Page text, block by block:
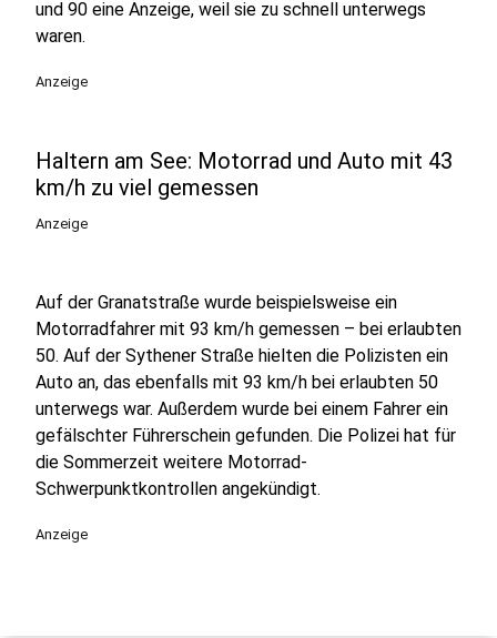
und 90 eine Anzeige, weil sie zu schnell unterwegs
waren.
Anzeige
Haltern am See: Motorrad und Auto mit 43
km/h zu viel gemessen
Anzeige
Auf der Granatstraße wurde beispielsweise ein
Motorradfahrer mit 93 km/h gemessen – bei erlaubten
50. Auf der Sythener Straße hielten die Polizisten ein
Auto an, das ebenfalls mit 93 km/h bei erlaubten 50
unterwegs war. Außerdem wurde bei einem Fahrer ein
gefälschter Führerschein gefunden. Die Polizei hat für
die Sommerzeit weitere Motorrad-
Schwerpunktkontrollen angekündigt.
Anzeige